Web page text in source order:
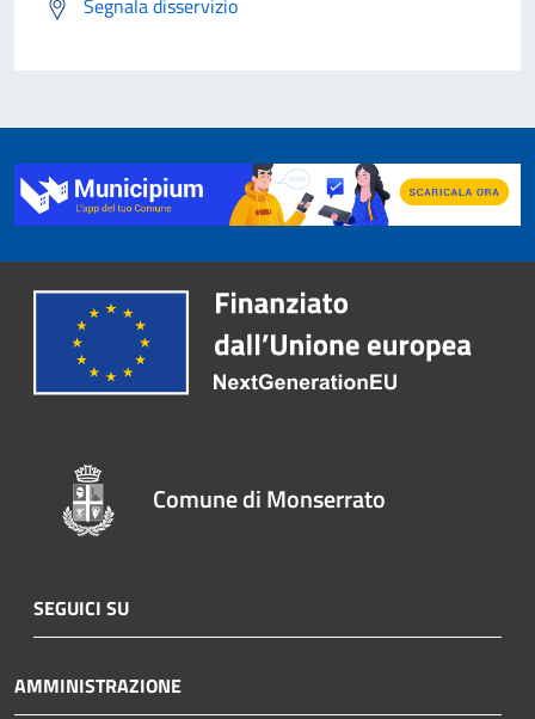
Comune di Monserrato
SEGUICI SU
AMMINISTRAZIONE